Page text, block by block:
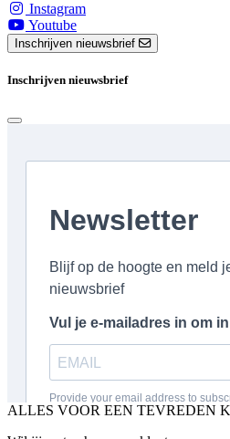
Instagram
Youtube
Inschrijven nieuwsbrief
Inschrijven nieuwsbrief
ALLES VOOR EEN TEVREDEN